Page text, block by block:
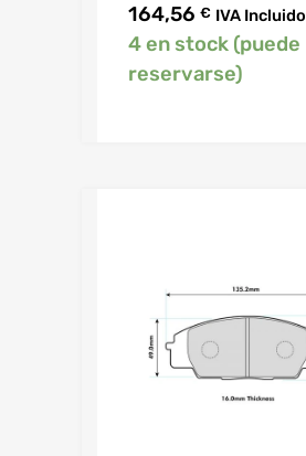
164,56 € IVA Incluido
4 en stock (puede
reservarse)